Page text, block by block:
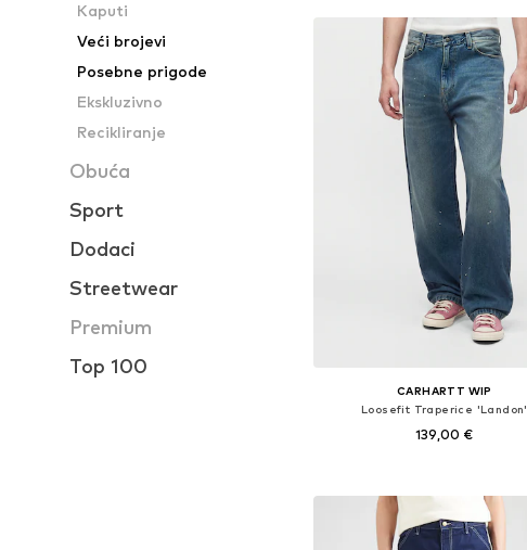
Kaputi
Veći brojevi
Posebne prigode
Ekskluzivno
Recikliranje
Obuća
Sport
Dodaci
Streetwear
Premium
Top 100
Dodaj u košaricu
CARHARTT WIP
Loosefit Traperice 'Landon'
139,00 €
Dodaj u košaricu